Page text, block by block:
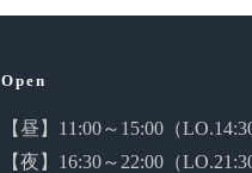
Open
【昼】11:00～15:00（LO.14:30
【夜】16:30～22:00（LO.21:30